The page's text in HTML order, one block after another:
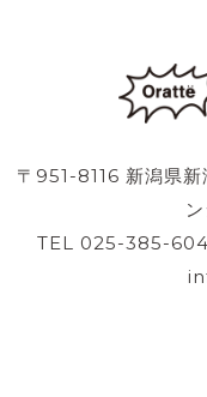
〒951-8116 新潟県
TEL 025-385-